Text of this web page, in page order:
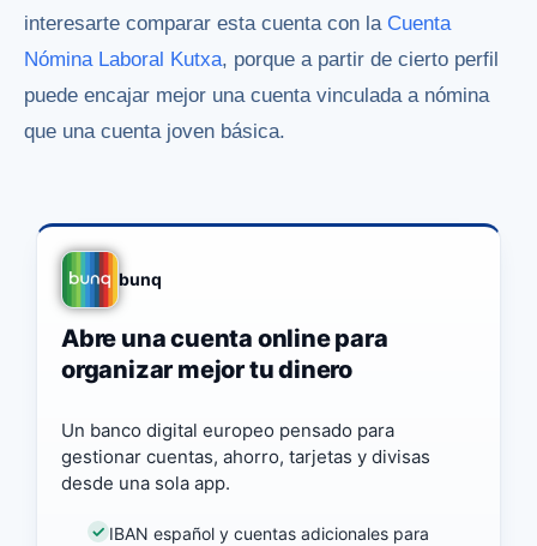
interesarte comparar esta cuenta con la Cuenta
Nómina Laboral Kutxa, porque a partir de cierto perfil
puede encajar mejor una cuenta vinculada a nómina
que una cuenta joven básica.
bunq
Abre una cuenta online para
organizar mejor tu dinero
Un banco digital europeo pensado para
gestionar cuentas, ahorro, tarjetas y divisas
desde una sola app.
IBAN español y cuentas adicionales para